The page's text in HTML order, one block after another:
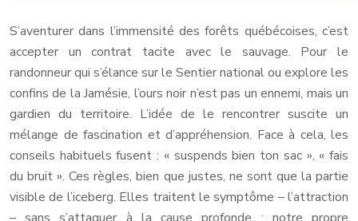
S’aventurer dans l’immensité des forêts québécoises, c’est
accepter un contrat tacite avec le sauvage. Pour le
randonneur qui s’élance sur le Sentier national ou explore les
confins de la Jamésie, l’ours noir n’est pas un ennemi, mais un
gardien du territoire. L’idée de le rencontrer suscite un
mélange de fascination et d’appréhension. Face à cela, les
conseils habituels fusent : « suspends bien ton sac », « fais
du bruit ». Ces règles, bien que justes, ne sont que la partie
visible de l’iceberg. Elles traitent le symptôme – l’attraction